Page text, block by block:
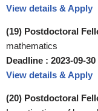
View details & Apply
(19) Postdoctoral
mathematics
Deadline : 2023-09-30
View details & Apply
(20) Postdoctoral